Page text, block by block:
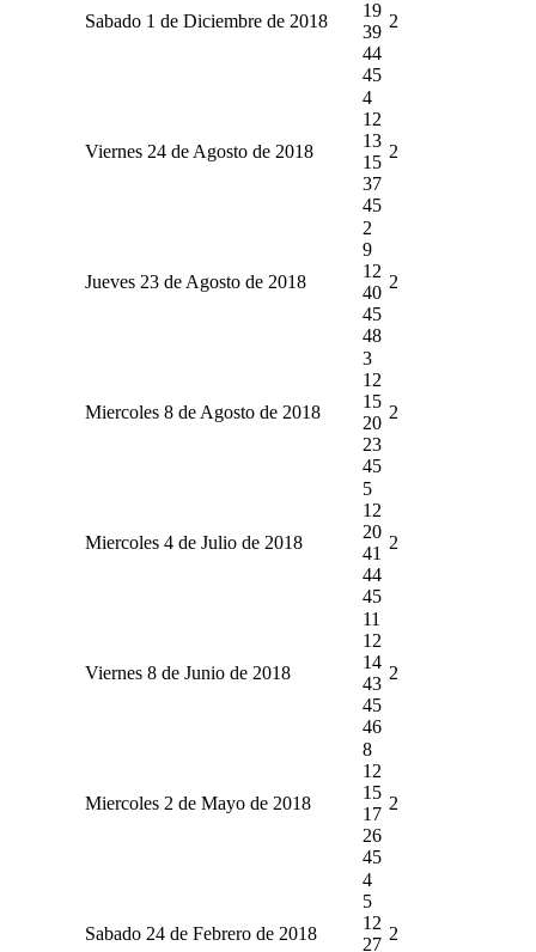
Sabado 1 de Diciembre de 2018
19
39
44
45
2
Viernes 24 de Agosto de 2018
4
12
13
15
37
45
2
Jueves 23 de Agosto de 2018
2
9
12
40
45
48
2
Miercoles 8 de Agosto de 2018
3
12
15
20
23
45
2
Miercoles 4 de Julio de 2018
5
12
20
41
44
45
2
Viernes 8 de Junio de 2018
11
12
14
43
45
46
2
Miercoles 2 de Mayo de 2018
8
12
15
17
26
45
2
Sabado 24 de Febrero de 2018
4
5
12
27
2